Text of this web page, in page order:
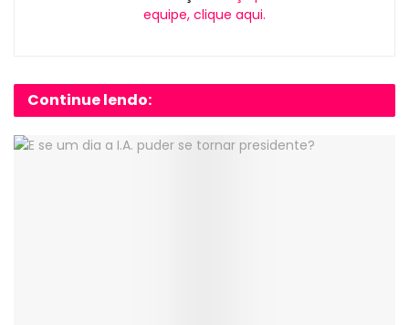
equipe, clique aqui.
Continue lendo: